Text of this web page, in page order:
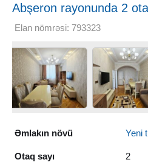
Abşeron rayonunda 2
64 m²
Elan nömrəsi: 793323
Əmlakın növü Yeni
Otaq sayı 2